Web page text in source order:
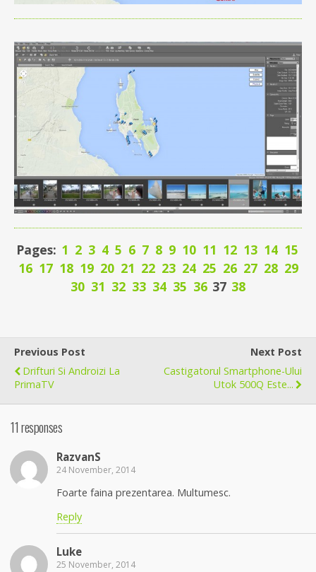
Pages: 1 2 3 4 5 6 7 8 9 10 11 12 13 14 15
16 17 18 19 20 21 22 23 24 25 26 27 28 29
30 31 32 33 34 35 36 37 38
Previous Post
Drifturi Si Androizi La
PrimaTV
Next Post
Castigatorul Smartphone-Ului
Utok 500Q Este...
11 responses
RazvanS
24 November, 2014
Foarte faina prezentarea. Multumesc.
Reply
Luke
25 November, 2014